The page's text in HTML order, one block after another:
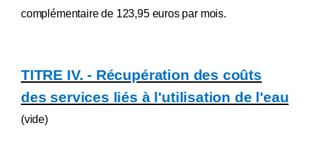
complémentaire de 123,95 euros par mois.
TITRE IV. - Récupération des coûts
des services liés à l'utilisation de l'eau
(vide)